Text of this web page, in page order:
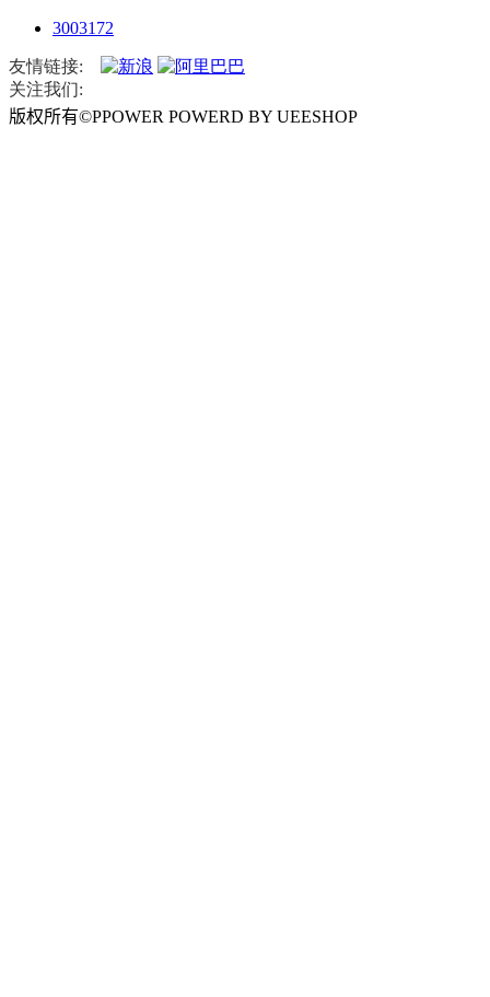
3003172
友情链接:
关注我们:
版权所有©PPOWER POWERD BY UEESHOP